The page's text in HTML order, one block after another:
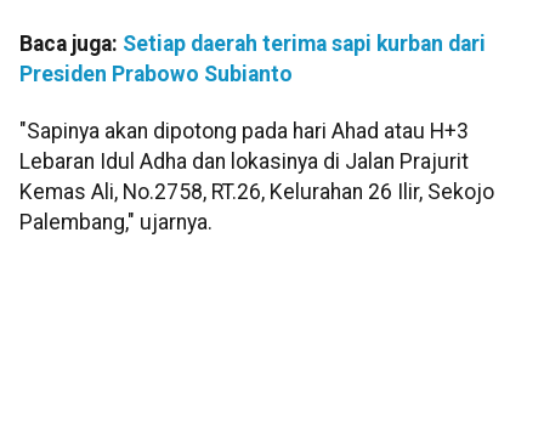
Baca juga: Setiap daerah terima sapi kurban dari
Presiden Prabowo Subianto
"Sapinya akan dipotong pada hari Ahad atau H+3
Lebaran Idul Adha dan lokasinya di Jalan Prajurit
Kemas Ali, No.2758, RT.26, Kelurahan 26 Ilir, Sekojo
Palembang," ujarnya.